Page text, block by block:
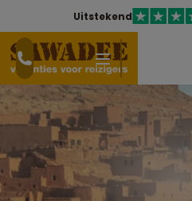
Uitstekend